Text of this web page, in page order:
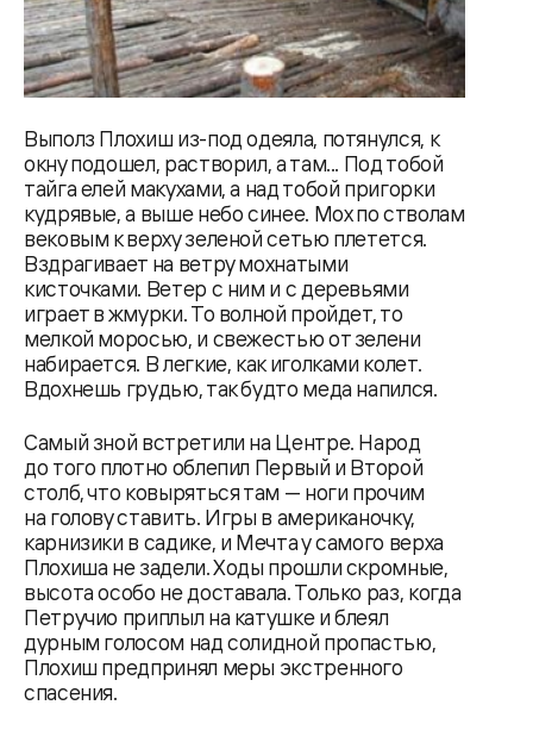
Выполз Плохиш из-под одеяла, потянулся, к
окну подошел, растворил, а там... Под тобой
тайга елей макухами, а над тобой пригорки
кудрявые, а выше небо синее. Мох по стволам
вековым к верху зеленой сетью плетется.
Вздрагивает на ветру мохнатыми
кисточками. Ветер с ним и с деревьями
играет в жмурки. То волной пройдет, то
мелкой моросью, и свежестью от зелени
набирается. В легкие, как иголками колет.
Вдохнешь грудью, так будто меда напился.
Самый зной встретили на Центре. Народ
до того плотно облепил Первый и Второй
столб, что ковыряться там — ноги прочим
на голову ставить. Игры в американочку,
карнизики в садике, и Мечта у самого верха
Плохиша не задели. Ходы прошли скромные,
высота особо не доставала. Только раз, когда
Петручио приплыл на катушке и блеял
дурным голосом над солидной пропастью,
Плохиш предпринял меры экстренного
спасения.